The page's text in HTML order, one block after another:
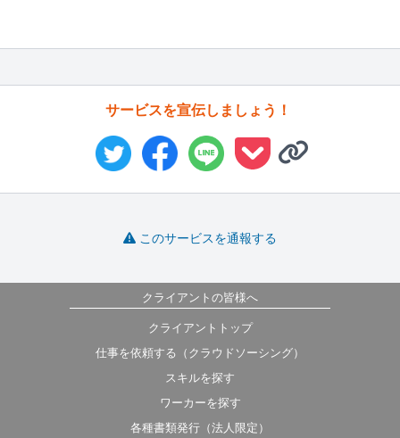
サービスを宣伝しましょう！
このサービスを通報する
クライアントの皆様へ
クライアントトップ
仕事を依頼する（クラウドソーシング）
スキルを探す
ワーカーを探す
各種書類発行（法人限定）